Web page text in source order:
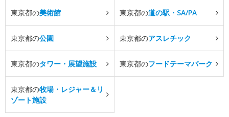
東京都の美術館 東京都の道の駅・SA/PA
東京都の公園 東京都のアスレチック
東京都のタワー・展望施設 東京都のフードテーマパーク
東京都の牧場・レジャー＆リ
ゾート施設